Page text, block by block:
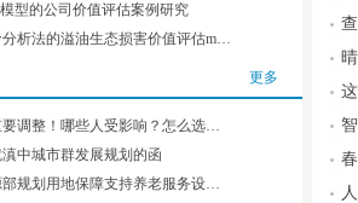
型的公司价值评估案例研究
析法的溢油生态损害价值评估m…
更多
要调整！哪些人受影响？怎么选…
中城市群发展规划的函
部规划用地保障支持养老服务设…